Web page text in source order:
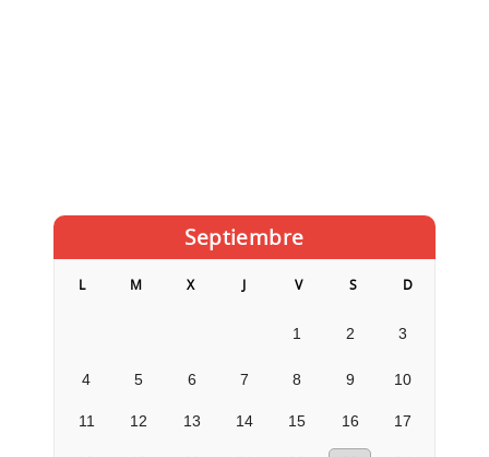
Septiembre
L M X J V S D
1 2 3
4 5 6 7 8 9 10
11 12 13 14 15 16 17